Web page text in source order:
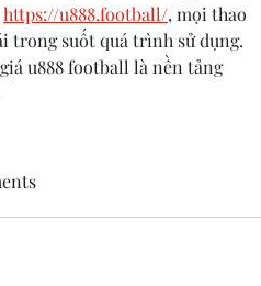
https://u888.football/, mọi thao
trong suốt quá trình sử dụng.
u888 football là nền tảng